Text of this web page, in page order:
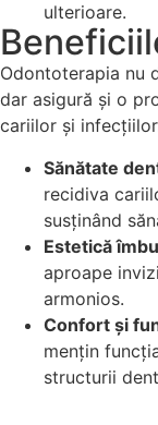
ulterioare.
Odontoterapia nu
dar asigură și o
cariilor și
Sănătate
recidiva
susținând
Estetică
aproape
armonios.
Confort și
mențin
structurii